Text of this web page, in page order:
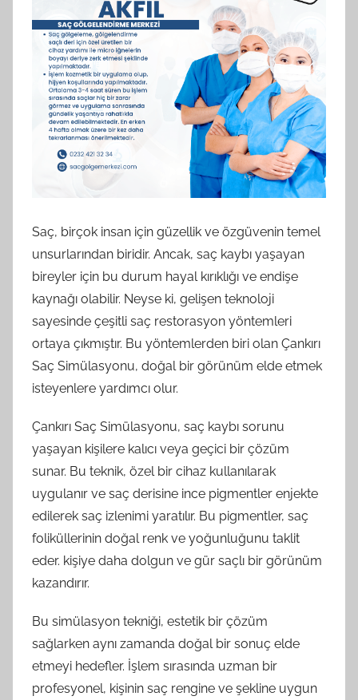
Saç, birçok insan için güzellik ve özgüvenin temel
unsurlarından biridir. Ancak, saç kaybı yaşayan
bireyler için bu durum hayal kırıklığı ve endişe
kaynağı olabilir. Neyse ki, gelişen teknoloji
sayesinde çeşitli saç restorasyon yöntemleri
ortaya çıkmıştır. Bu yöntemlerden biri olan Çankırı
Saç Simülasyonu, doğal bir görünüm elde etmek
isteyenlere yardımcı olur.
Çankırı Saç Simülasyonu, saç kaybı sorunu
yaşayan kişilere kalıcı veya geçici bir çözüm
sunar. Bu teknik, özel bir cihaz kullanılarak
uygulanır ve saç derisine ince pigmentler enjekte
edilerek saç izlenimi yaratılır. Bu pigmentler, saç
foliküllerinin doğal renk ve yoğunluğunu taklit
eder. kişiye daha dolgun ve gür saçlı bir görünüm
kazandırır.
Bu simülasyon tekniği, estetik bir çözüm
sağlarken aynı zamanda doğal bir sonuç elde
etmeyi hedefler. İşlem sırasında uzman bir
profesyonel, kişinin saç rengine ve şekline uygun